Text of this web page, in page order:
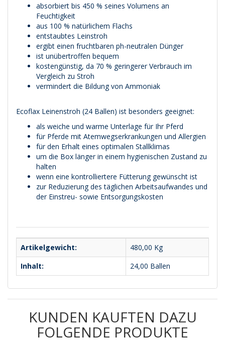
absorbiert bis 450 % seines Volumens an
Feuchtigkeit
aus 100 % natürlichem Flachs
entstaubtes Leinstroh
ergibt einen fruchtbaren ph-neutralen Dünger
ist unübertroffen bequem
kostengünstig, da 70 % geringerer Verbrauch im
Vergleich zu Stroh
vermindert die Bildung von Ammoniak
Ecoflax Leinenstroh (24 Ballen) ist besonders geeignet:
als weiche und warme Unterlage für Ihr Pferd
für Pferde mit Atemwegserkrankungen und Allergien
für den Erhalt eines optimalen Stallklimas
um die Box länger in einem hygienischen Zustand zu
halten
wenn eine kontrolliertere Fütterung gewünscht ist
zur Reduzierung des täglichen Arbeitsaufwandes und
der Einstreu- sowie Entsorgungskosten
Artikelgewicht: 480,00 Kg
Inhalt:
24,00 Ballen
KUNDEN KAUFTEN DAZU
FOLGENDE PRODUKTE